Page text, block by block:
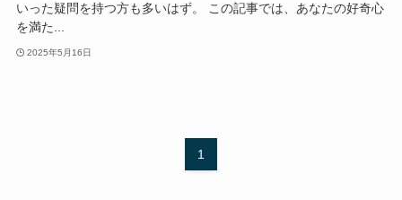
いった疑問を持つ方も多いはず。 この記事では、あなたの好奇心
を満た...
2025年5月16日
1